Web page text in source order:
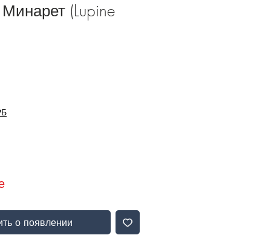
(Lupine
о появлении